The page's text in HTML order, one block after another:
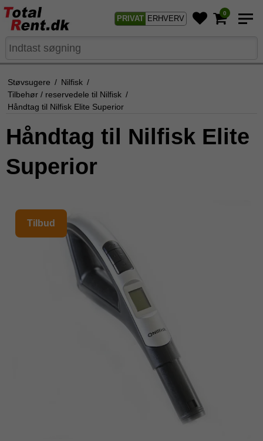
PRIVAT ERHVERV
0
Støvsugere / Nilfisk /
Tilbehør / reservedele til Nilfisk /
Håndtag til Nilfisk Elite Superior
Håndtag til Nilfisk Elite
Superior
Tilbud